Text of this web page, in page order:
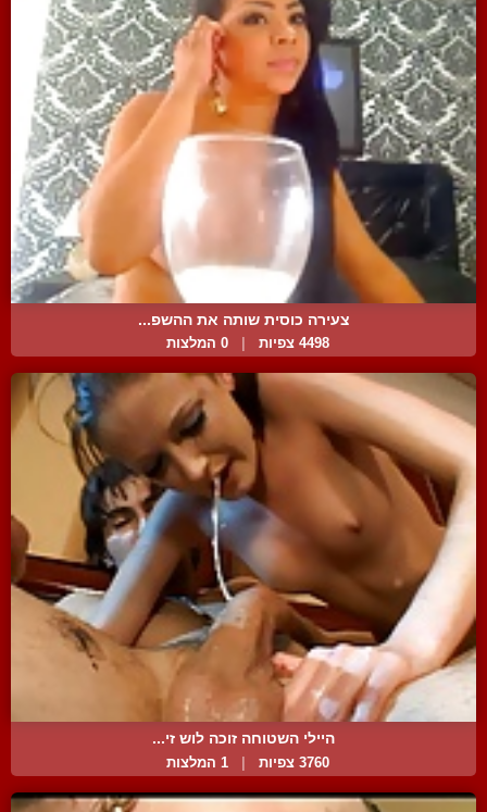
צעירה כוסית שותה את ההשפ...
4498 צפיות 0 המלצות
היילי השטוחה זוכה לוש זי...
3760 צפיות 1 המלצות